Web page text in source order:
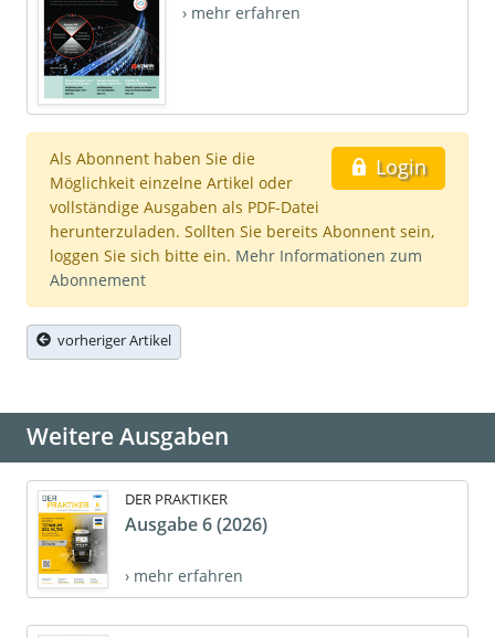
› mehr erfahren
Login
Als Abonnent haben Sie die
Möglichkeit einzelne Artikel oder
vollständige Ausgaben als PDF-Datei
herunterzuladen. Sollten Sie bereits Abonnent sein,
loggen Sie sich bitte ein. Mehr Informationen zum
Abonnement
vorheriger Artikel
Weitere Ausgaben
DER PRAKTIKER
Ausgabe 6 (2026)
› mehr erfahren